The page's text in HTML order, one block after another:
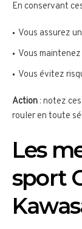
En conservant
Vous assurez
Vous
Vous évitez
Action : notez
rouler en toute
Les
sport